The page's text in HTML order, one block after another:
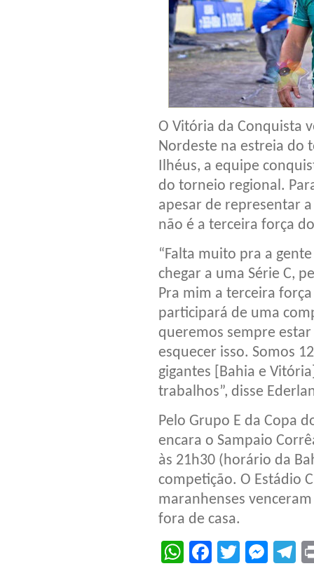
O Vitória da Conquista
Nordeste na estreia do
Ilhéus, a equipe
do torneio regional.
apesar de representar
não é a terceira força
“Falta muito pra a
chegar a uma Série C,
Pra mim a terceira
participará de uma
queremos sempre
esquecer isso. Somos
gigantes [Bahia e
trabalhos”, disse
Pelo Grupo E da Copa
encara o Sampaio
às 21h30 (horário da
competição. O Estádio
maranhenses
fora de casa.
WhatsApp
Facebook
Twitter